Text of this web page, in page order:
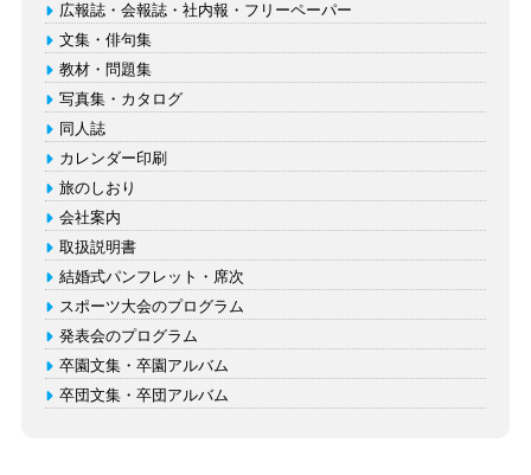
広報誌・会報誌・社内報・フリーペーパー
文集・俳句集
教材・問題集
写真集・カタログ
同人誌
カレンダー印刷
旅のしおり
会社案内
取扱説明書
結婚式パンフレット・席次
スポーツ大会のプログラム
発表会のプログラム
卒園文集・卒園アルバム
卒団文集・卒団アルバム